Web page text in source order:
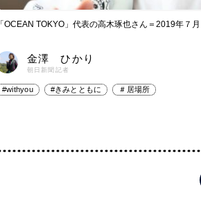
「OCEAN TOKYO」代表の高木琢也さん＝2019年７
金澤 ひかり
朝日新聞記者
#withyou #きみとともに ＃居場所